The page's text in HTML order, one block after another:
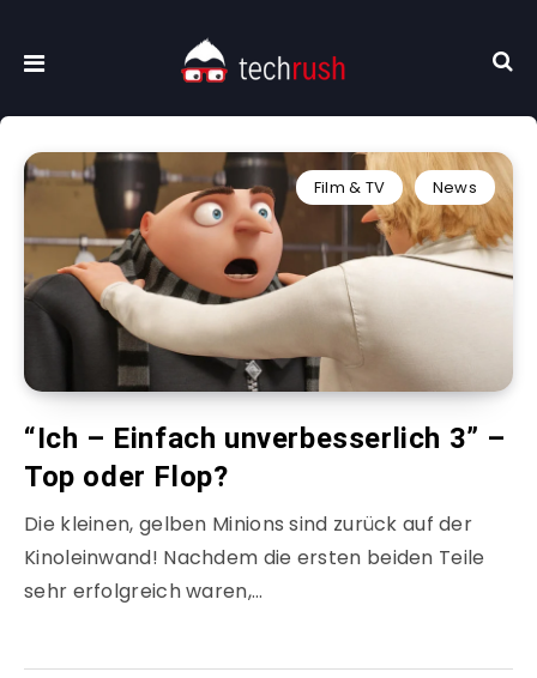
Film & TV News
“Ich – Einfach unverbesserlich 3” –
Top oder Flop?
Die kleinen, gelben Minions sind zurück auf der
Kinoleinwand! Nachdem die ersten beiden Teile
sehr erfolgreich waren,…